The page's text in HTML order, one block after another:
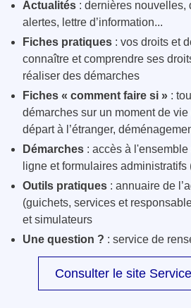
Actualités : dernières nouvelles,
alertes, lettre d’information...
Fiches pratiques : vos droits et
connaître et comprendre ses
réaliser des démarches
Fiches « comment faire si » :
démarches sur un moment de vie
départ à l’étranger,
Démarches : accès à
ligne et formulaires administratifs
Outils pratiques : annuaire de
(guichets, services et
et simulateurs
Une question ? : service de
Consulter le site